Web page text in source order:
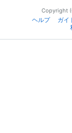
Copyright
ヘルプ
ガイ